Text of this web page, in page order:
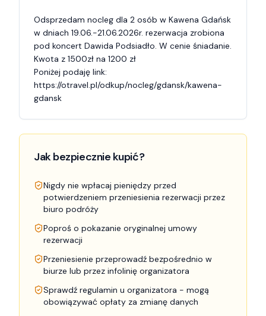
Odsprzedam nocleg dla 2 osób w Kawena Gdańsk
w dniach 19.06.-21.06.2026r. rezerwacja zrobiona
pod koncert Dawida Podsiadło. W cenie śniadanie.
Kwota z 1500zł na 1200 zł
Poniżej podaję link:
https://otravel.pl/odkup/nocleg/gdansk/kawena-
gdansk
Jak bezpiecznie kupić?
Nigdy nie wpłacaj pieniędzy przed
potwierdzeniem przeniesienia rezerwacji przez
biuro podróży
Poproś o pokazanie oryginalnej umowy
rezerwacji
Przeniesienie przeprowadź bezpośrednio w
biurze lub przez infolinię organizatora
Sprawdź regulamin u organizatora - mogą
obowiązywać opłaty za zmianę danych